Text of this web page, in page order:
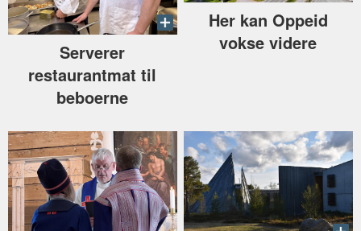
Serverer
restaurantmat til
beboerne
Her kan Oppeid
vokse videre